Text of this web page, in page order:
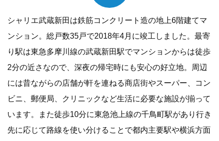
シャリエ武蔵新田は鉄筋コンクリート造の地上6階建てマ
ンション。総戸数35戸で2018年4月に竣工しました。最寄
り駅は東急多摩川線の武蔵新田駅でマンションからは徒歩
2分の近さなので、深夜の帰宅時にも安心の好立地。周辺
には昔ながらの店舗が軒を連ねる商店街やスーパー、コン
ビニ、郵便局、クリニックなど生活に必要な施設が揃って
います。また徒歩10分に東急池上線の千鳥町駅があり行き
先に応じて路線を使い分けることで都内主要駅や横浜方面